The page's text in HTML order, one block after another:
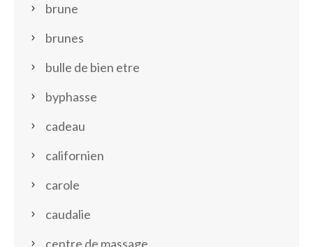
brune
brunes
bulle de bien etre
byphasse
cadeau
californien
carole
caudalie
centre de massage